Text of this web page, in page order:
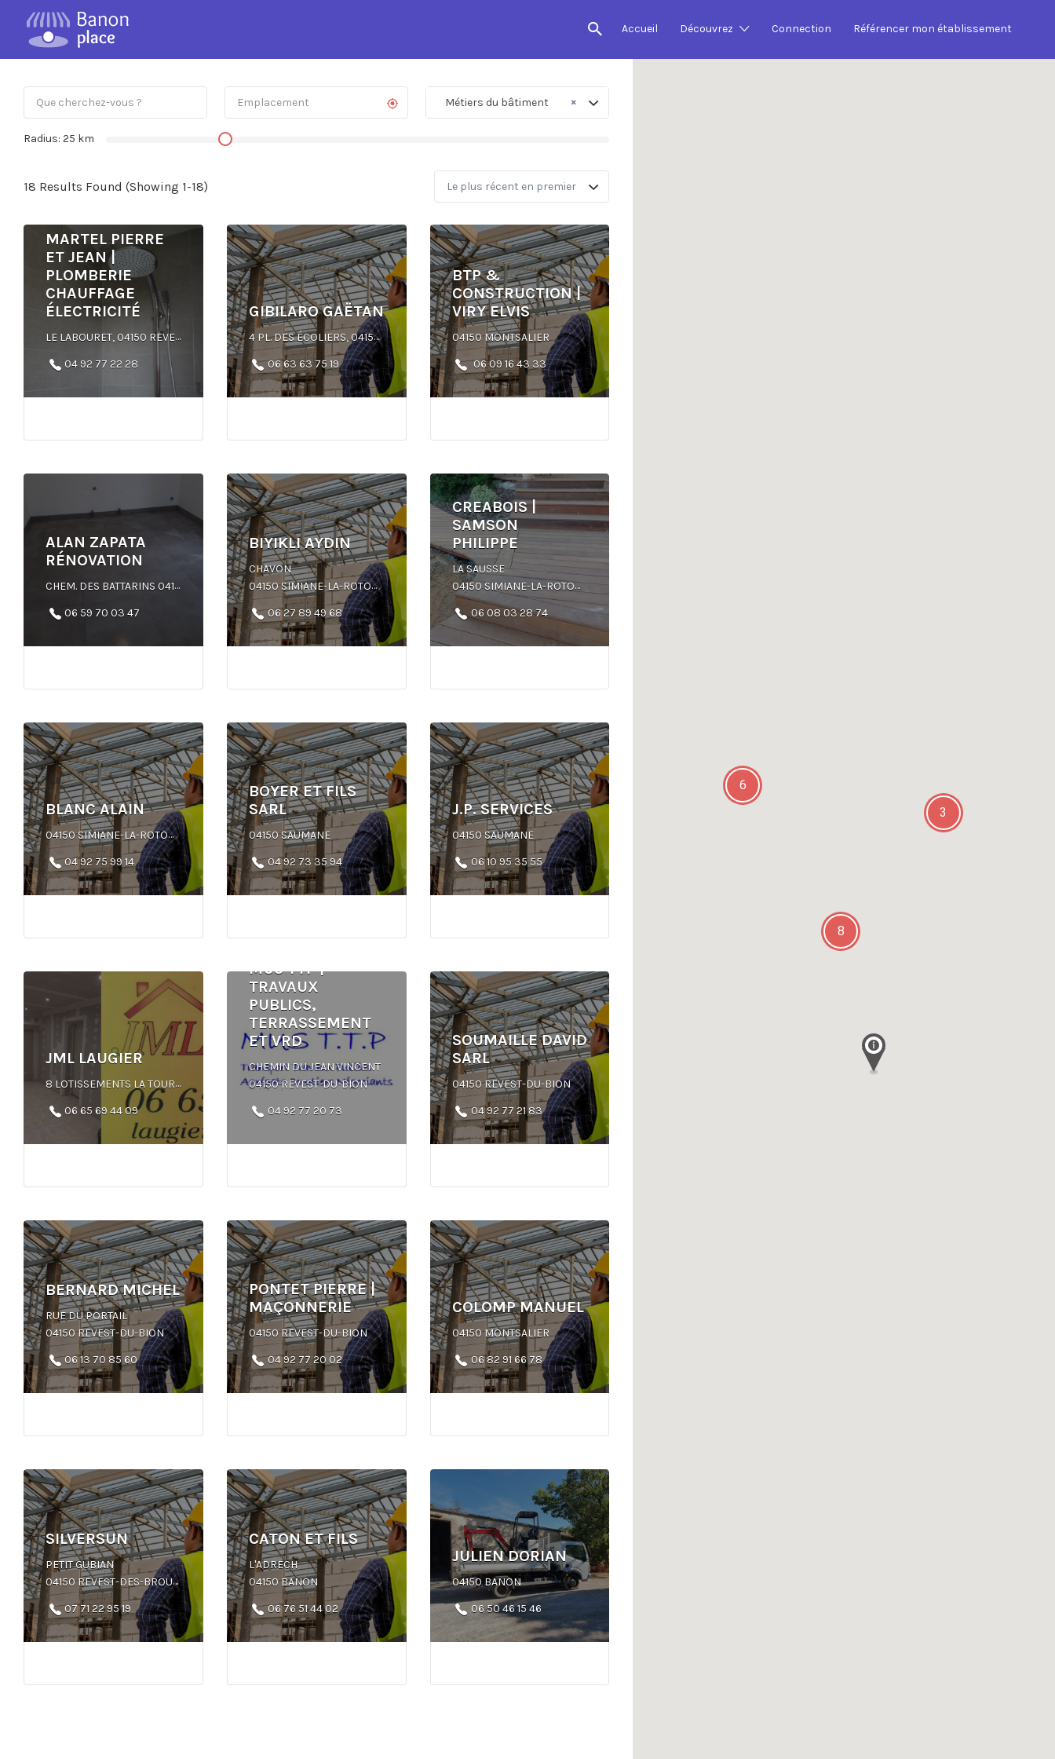
Accueil Découvrez Connection Référencer mon établissement
6
3
8
×
Métiers du bâtiment
Radius: 25 km
18 Results Found (Showing 1-18)
MARTEL PIERRE
ET JEAN |
PLOMBERIE
CHAUFFAGE
ÉLECTRICITÉ
LE LABOURET, 04150 REVEST-DU-BION
04 92 77 22 28
GIBILARO GAËTAN
4 PL. DES ÉCOLIERS, 04150 L'HOSPITALET
06 63 63 75 19
BTP &
CONSTRUCTION |
VIRY ELVIS
04150 MONTSALIER
06 09 16 43 33
ALAN ZAPATA
RÉNOVATION
CHEM. DES BATTARINS 04110 VACHÈRES
06 59 70 03 47
BIYIKLI AYDIN
CHAVON
04150 SIMIANE-LA-ROTONDE
06 27 89 49 68
CREABOIS |
SAMSON
PHILIPPE
LA SAUSSE
04150 SIMIANE-LA-ROTONDE
06 08 03 28 74
BLANC ALAIN
04150 SIMIANE-LA-ROTONDE
04 92 75 99 14
BOYER ET FILS
SARL
04150 SAUMANE
04 92 73 35 94
J.P. SERVICES
04150 SAUMANE
06 10 95 35 55
JML LAUGIER
8 LOTISSEMENTS LA TOUR, 04150 REVEST-DU-BION
06 65 69 44 09
MUS TTP |
TRAVAUX
PUBLICS,
TERRASSEMENT
ET VRD
CHEMIN DU JEAN VINCENT
04150 REVEST-DU-BION
04 92 77 20 73
SOUMAILLE DAVID
SARL
04150 REVEST-DU-BION
04 92 77 21 83
BERNARD MICHEL
RUE DU PORTAIL
04150 REVEST-DU-BION
06 13 70 85 60
PONTET PIERRE |
MAÇONNERIE
04150 REVEST-DU-BION
04 92 77 20 02
COLOMP MANUEL
04150 MONTSALIER
06 82 91 66 78
SILVERSUN
PETIT GUBIAN
04150 REVEST-DES-BROUSSES
07 71 22 95 19
CATON ET FILS
L'ADRECH
04150 BANON
06 76 51 44 02
JULIEN DORIAN
04150 BANON
06 50 46 15 46